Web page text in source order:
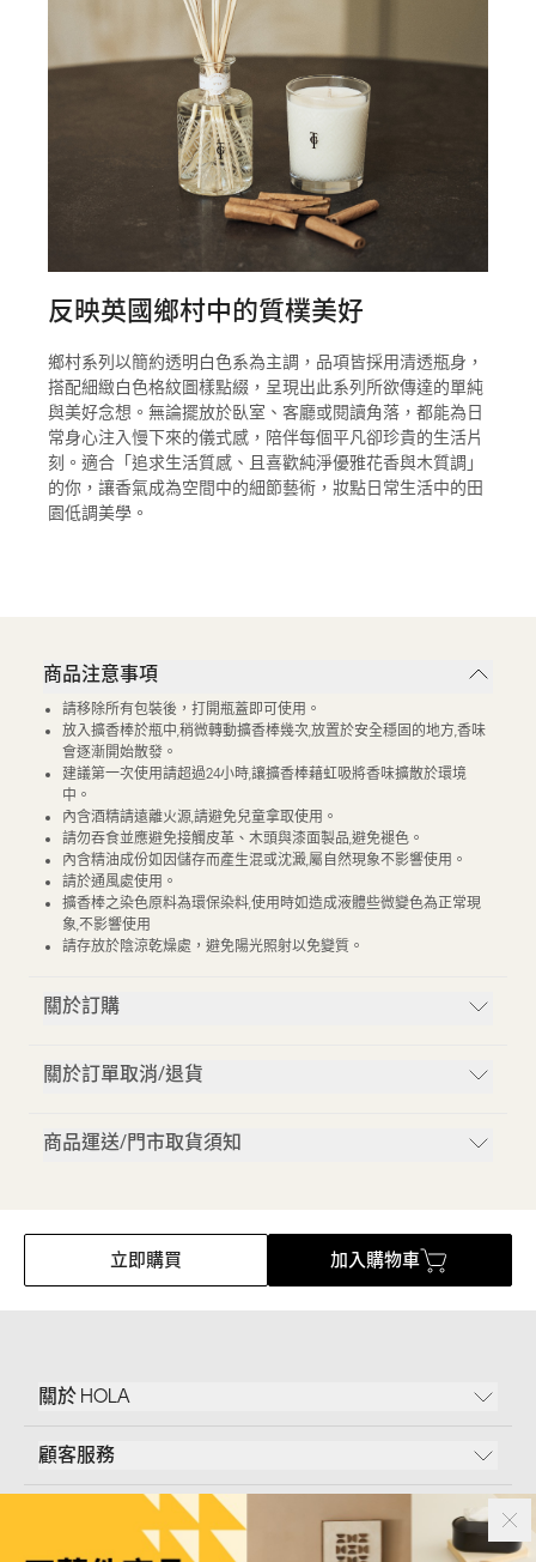
反映英國鄉村中的質樸美好
鄉村系列以簡約透明白色系為主調，品項皆採用清透瓶身，
搭配細緻白色格紋圖樣點綴，呈現出此系列所欲傳達的單純
與美好念想。無論擺放於臥室、客廳或閱讀角落，都能為日
常身心注入慢下來的儀式感，陪伴每個平凡卻珍貴的生活片
刻。適合「追求生活質感、且喜歡純淨優雅花香與木質調」
的你，讓香氣成為空間中的細節藝術，妝點日常生活中的田
園低調美學。
商品注意事項
請移除所有包裝後，打開瓶蓋即可使用。
放入擴香棒於瓶中,稍微轉動擴香棒幾次,放置於安全穩固的地方,香味
會逐漸開始散發。
建議第一次使用請超過24小時,讓擴香棒藉虹吸將香味擴散於環境
中。
內含酒精請遠離火源,請避免兒童拿取使用。
請勿吞食並應避免接觸皮革、木頭與漆面製品,避免褪色。
內含精油成份如因儲存而產生混或沈澱,屬自然現象不影響使用。
請於通風處使用。
擴香棒之染色原料為環保染料,使用時如造成液體些微變色為正常現
象,不影響使用
請存放於陰涼乾燥處，避免陽光照射以免變質。
關於訂購
關於訂單取消/退貨
商品運送/門市取貨須知
立即購買 加入購物車
關於 HOLA
顧客服務